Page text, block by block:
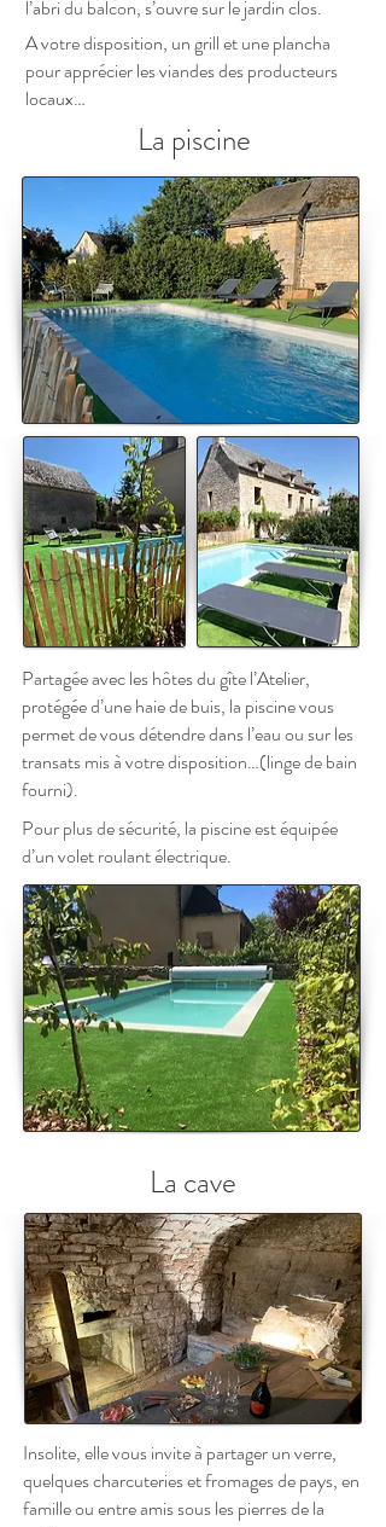
l’abri du balcon, s’ouvre sur le jardin clos.
A votre disposition, un grill et une plancha
pour apprécier les viandes des producteurs
locaux…
La piscine
Partagée avec les hôtes du gîte l’Atelier,
protégée d’une haie de buis, la piscine vous
permet de vous détendre dans l’eau ou sur les
transats mis à votre disposition…(linge de bain
fourni).
Pour plus de sécurité, la piscine est équipée
d’un volet roulant électrique.
La cave
Insolite, elle vous invite à partager un verre,
quelques charcuteries et fromages de pays, en
famille ou entre amis sous les pierres de la